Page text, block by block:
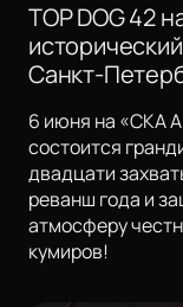
TOP DOG 42
Санкт-
6 июня на «СКА
состоится
двадцати
реванш года и
атмосферу
кумиров!